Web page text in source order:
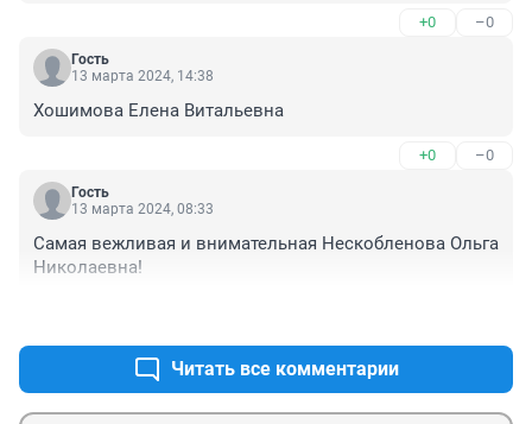
+0 –0
Гость
13 марта 2024, 14:38
Хошимова Елена Витальевна
+0 –0
Гость
13 марта 2024, 08:33
Самая вежливая и внимательная Нескобленова Ольга
Николаевна!
Читать все комментарии